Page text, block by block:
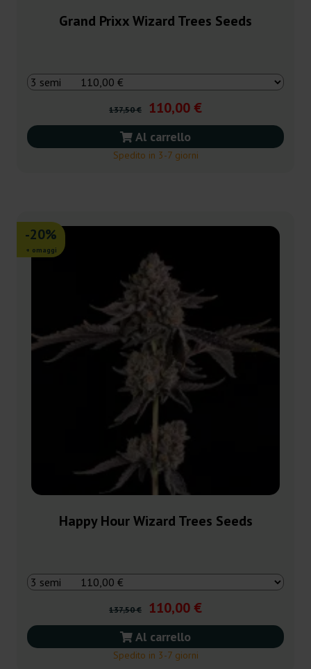
Grand Prixx Wizard Trees Seeds
137,50 € 110,00 €
Al carrello
Spedito in 3-7 giorni
-20%
+ omaggi
Happy Hour Wizard Trees Seeds
137,50 € 110,00 €
Al carrello
Spedito in 3-7 giorni